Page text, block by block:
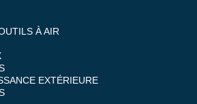
À AIR
EXTÉRIEURE